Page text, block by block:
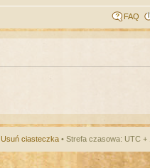
FAQ
Usuń ciasteczka • Strefa czasowa: UTC +